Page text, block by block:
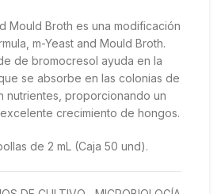
Mould Broth es una modificación
m-Yeast and Mould Broth.
de bromocresol ayuda en la
se absorbe en las colonias de
nutrientes, proporcionando un
crecimiento de hongos.
de 2 mL (Caja 50 und).